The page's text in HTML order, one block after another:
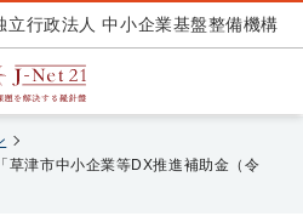
立行政法人 中小企業基盤整備機構
草津市中小企業等DX推進補助金（令